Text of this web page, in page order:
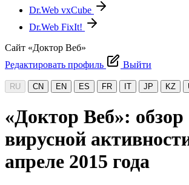
Dr.Web vxCube
Dr.Web FixIt!
Сайт «Доктор Веб»
Редактировать профиль
Выйти
RU CN EN ES FR IT JP KZ
«Доктор Веб»: обзор
вирусной
апреле 2015 года